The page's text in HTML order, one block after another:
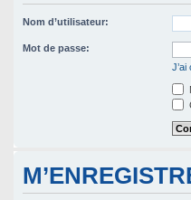
Nom d’utilisateur:
Mot de passe: